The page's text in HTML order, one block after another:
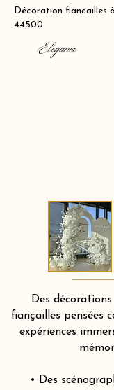
Décoration fiancailles
44500
Elegance
Des
fiançailles pensées
expériences
• Des